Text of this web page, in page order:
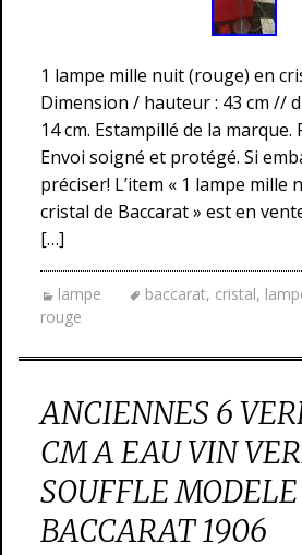
1 lampe mille nuit (rouge) en
Dimension / hauteur : 43 cm //
14 cm. Estampillé de la marque.
Envoi soigné et protégé. Si
préciser! L’item « 1 lampe mille
cristal de Baccarat » est en
[…]
lampe baccarat, cristal,
rouge
ANCIENNES 6
CM A EAU VIN
SOUFFLE
BACCARAT 1906